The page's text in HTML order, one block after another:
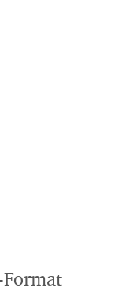
Format